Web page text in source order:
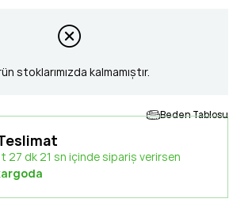
stoklarımızda kalmamıştır.
Beden Tablosu
Teslimat
27 dk 21 sn içinde sipariş verirsen